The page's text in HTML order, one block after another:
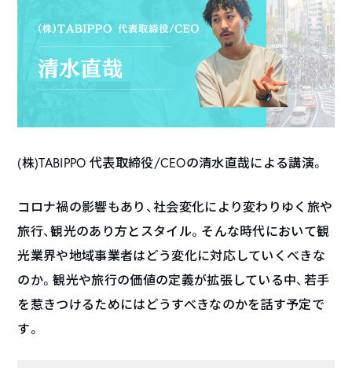
(株)TABIPPO 代表取締役/CEOの清水直哉による講演。
コロナ禍の影響もあり、社会変化により変わりゆく旅や
旅行、観光のあり方とスタイル。そんな時代において観
光業界や地域事業者はどう変化に対応していくべきな
のか。観光や旅行の価値の定義が拡張している中、若手
を惹きつけるためにはどうすべきなのかを話す予定で
す。